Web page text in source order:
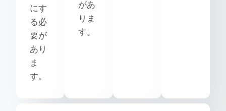
にす
る必
要が
あり
ま
す。
があ
りま
す。